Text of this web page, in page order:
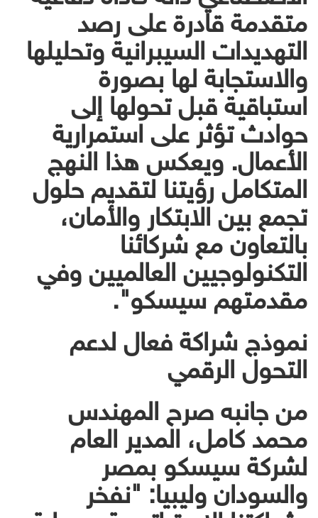
متقدمة قادرة على رصد
التهديدات السيبرانية وتحليلها
والاستجابة لها بصورة
استباقية قبل تحولها إلى
حوادث تؤثر على استمرارية
الأعمال. ويعكس هذا النهج
المتكامل رؤيتنا لتقديم حلول
تجمع بين الابتكار والأمان،
بالتعاون مع شركائنا
التكنولوجيين العالميين وفي
مقدمتهم سيسكو".
نموذج شراكة فعال لدعم
التحول الرقمي
من جانبه صرح المهندس
محمد كامل، المدير العام
لشركة سيسكو بمصر
والسودان وليبيا: "نفخر